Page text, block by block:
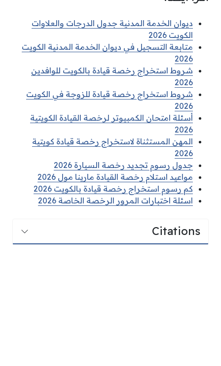
ديوان الخدمة المدنية جدول الدرجات والعلاوات
الكويت 2026
متابعة التسجيل في ديوان الخدمة المدنية الكويت
2026
شروط استخراج رخصة قيادة بالكويت للوافدين
2026
شروط استخراج رخصة قيادة للزوجة في الكويت
2026
أسئلة امتحان الكمبيوتر لرخصة القيادة الكويتية
2026
المهن المستثناة لاستخراج رخصة قيادة كويتية
2026
جدول رسوم تجديد رخصة السيارة 2026
مواعيد استلام رخصة القيادة مارينا مول 2026
كم رسوم استخراج رخصة قيادة بالكويت 2026
اسئلة اختبارات المرور الرخصة الخاصة 2026
Citations